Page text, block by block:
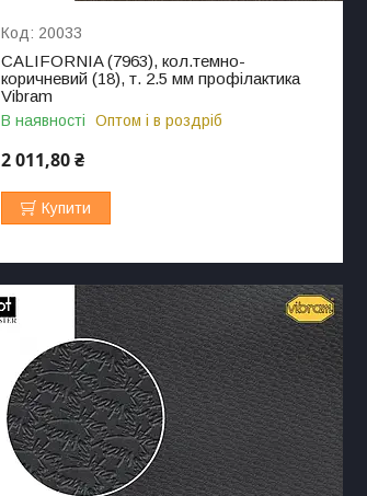
20033
CALIFORNIA (7963), кол.темно-
коричневий (18), т. 2.5 мм профілактика
Vibram
В наявності Оптом і в роздріб
2 011,80 ₴
Купити